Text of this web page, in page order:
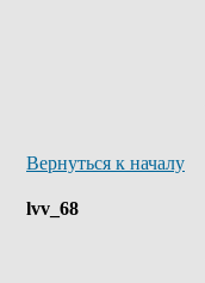
Вернуться к началу
lvv_68